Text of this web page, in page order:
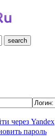
search
через Yandex
пароль